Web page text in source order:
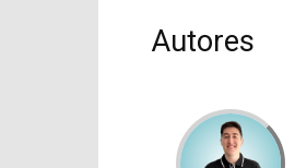
Autores